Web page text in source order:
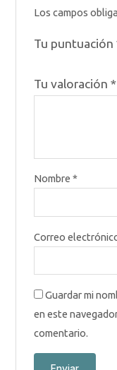
Los campos
Tu puntuación
Tu valoración *
Nombre *
Correo
Guardar mi
en este
comentario.